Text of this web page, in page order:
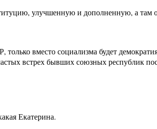
улучшенную и дополненную, а там
вместо социализма будет
встрех бывших союзных республик
Екатерина.